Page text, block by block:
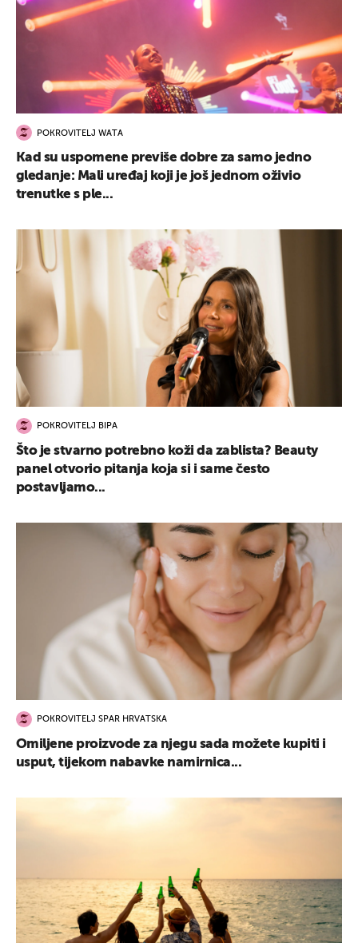
POKROVITELJ WATA
Kad su uspomene previše dobre za samo jedno
gledanje: Mali uređaj koji je još jednom oživio
trenutke s ple...
POKROVITELJ BIPA
Što je stvarno potrebno koži da zablista? Beauty
panel otvorio pitanja koja si i same često
postavljamo...
POKROVITELJ SPAR HRVATSKA
Omiljene proizvode za njegu sada možete kupiti i
usput, tijekom nabavke namirnica...